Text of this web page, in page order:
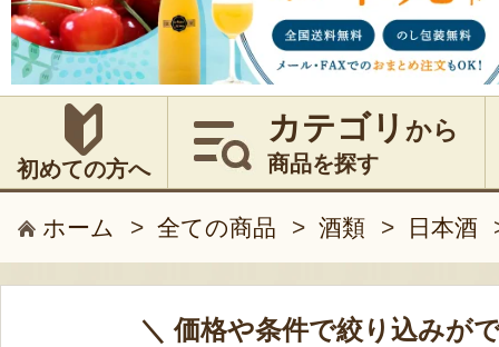
初めての方へ
カテゴリ から
商品を探す
ホーム > 全ての商品 > 酒類 > 日本酒
＼ 価格や条件で絞り込みが